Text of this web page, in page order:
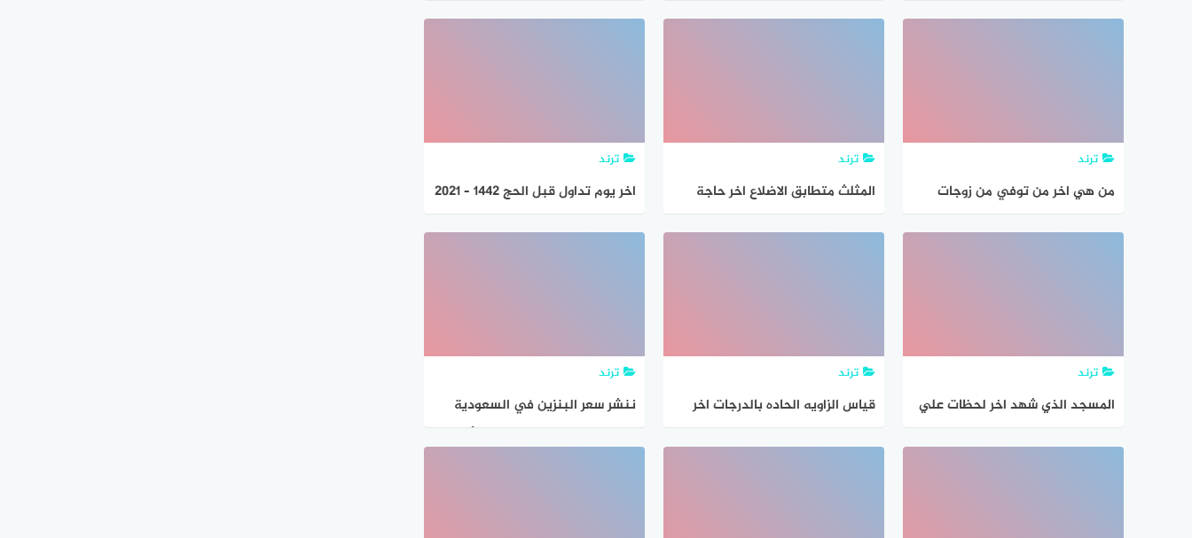
ترند
من هي اخر من توفي من زوجات
ترند
المثلث متطابق الاضلاع اخر حاجة
ترند
اخر يوم تداول قبل الحج 1442 – 2021
ترند
المسجد الذي شهد اخر لحظات علي
ترند
قياس الزاويه الحاده بالدرجات اخر
ترند
ننشر سعر البنزين في السعودية